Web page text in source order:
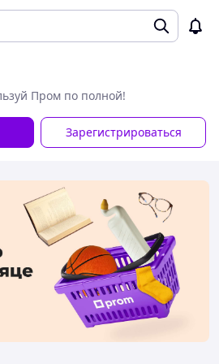
Пром по полной!
Зарегистрироваться